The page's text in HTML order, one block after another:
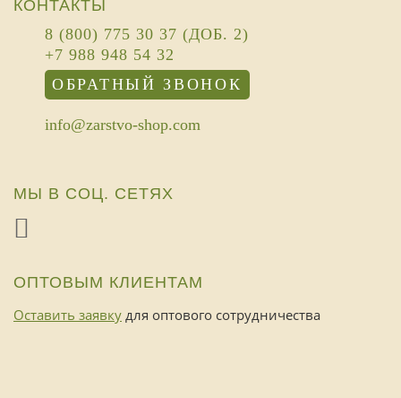
КОНТАКТЫ
8 (800) 775 30 37 (ДОБ. 2)
+7 988 948 54 32
ОБРАТНЫЙ ЗВОНОК
info@zarstvo-shop.com
МЫ В СОЦ. СЕТЯХ
ОПТОВЫМ КЛИЕНТАМ
Оставить заявку для оптового сотрудничества